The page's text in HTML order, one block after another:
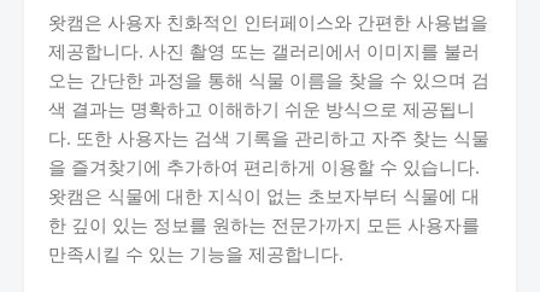
왓캠은 사용자 친화적인 인터페이스와 간편한 사용법을
제공합니다. 사진 촬영 또는 갤러리에서 이미지를 불러
오는 간단한 과정을 통해 식물 이름을 찾을 수 있으며 검
색 결과는 명확하고 이해하기 쉬운 방식으로 제공됩니
다. 또한 사용자는 검색 기록을 관리하고 자주 찾는 식물
을 즐겨찾기에 추가하여 편리하게 이용할 수 있습니다.
왓캠은 식물에 대한 지식이 없는 초보자부터 식물에 대
한 깊이 있는 정보를 원하는 전문가까지 모든 사용자를
만족시킬 수 있는 기능을 제공합니다.